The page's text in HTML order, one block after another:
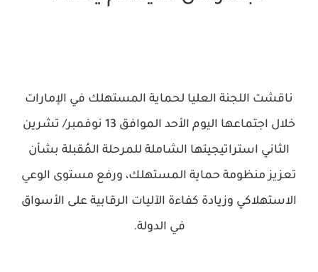
ناقشت اللجنة العليا لحماية المستهلك في الإمارات
خلال اجتماعها اليوم الأحد الموافق 13 نوفمبر/ ‏تشرين
الثاني استراتيجيتها الشاملة للمرحلة المُقبلة بشأن
تعزيز منظومة حماية ‏المستهلك، ورفع مستوى الوعي
الاستهلاكي وزيادة كفاءة الآليات الرقابية على ‏الأسواق
في الدولة‎.